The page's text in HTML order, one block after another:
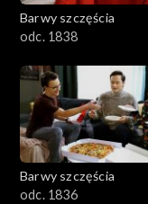
Barwy szczęścia
odc. 1838
Barwy szczęścia
odc. 1836